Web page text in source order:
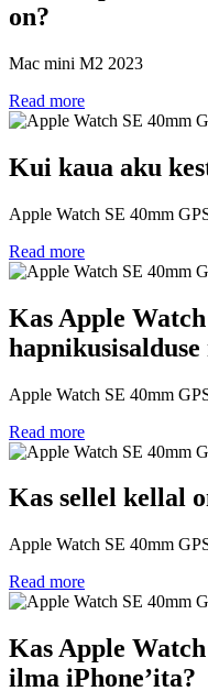
on?
Mac mini M2 2023
Read more
Kui kaua aku
Apple Watch SE 40mm
Read more
Kas Apple
Apple Watch SE 40mm
Read more
Kas sellel kellal
Apple Watch SE 40mm
Read more
Kas Apple
ilma iPhone’ita?